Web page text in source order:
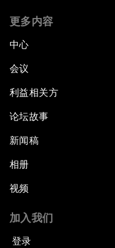
更多内容
中心
会议
利益相关方
论坛故事
新闻稿
相册
视频
加入我们
登录